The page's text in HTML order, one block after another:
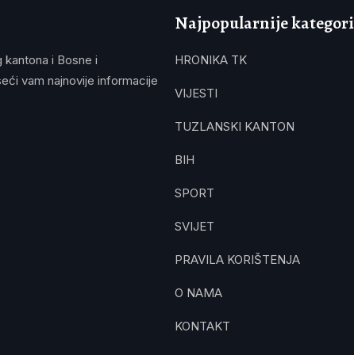
kantona i Bosne i
vam najnovije informacije
Najpopularnije
HRONIKA TK
VIJESTI
TUZLANSKI KANTON
BIH
SPORT
SVIJET
PRAVILA KORIŠTENJA
O NAMA
KONTAKT